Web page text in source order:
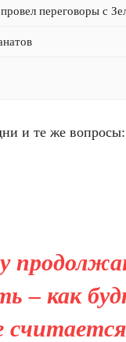
переговоры с
и те же вопросы:
– как